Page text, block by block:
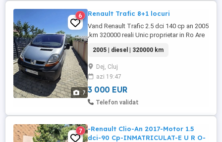
7
6 Renault Trafic 8+1 locuri
Vand Renault Trafic 2.5 dci 140 cp an 2005
,km 320000 reali Unic proprietar in Ro Are
Usi spate cu deschidere individuala. Fara
rugina , Stare tehnica buna, Contact Pret
fix 3000 euro Necesita schimbat senzor
vibrochen, uneori se oprește in mers
,trebuie ...
2005 | diesel | 320000 km
Dej, Cluj
azi 19:47
3 000 EUR
Telefon validat
7
-Renault Clio-An 2017-Motor 1.5
dci-90 Cp-INMATRICULAT-E U R O-